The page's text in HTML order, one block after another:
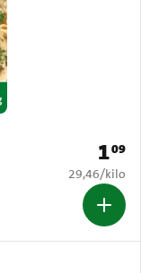
Prijs:
109
€ 29,46 per
29,46/kilo